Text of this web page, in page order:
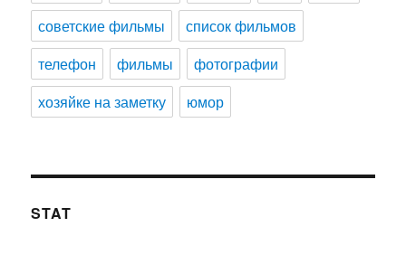
советские фильмы
список фильмов
телефон
фильмы
фотографии
хозяйке на заметку
юмор
STAT